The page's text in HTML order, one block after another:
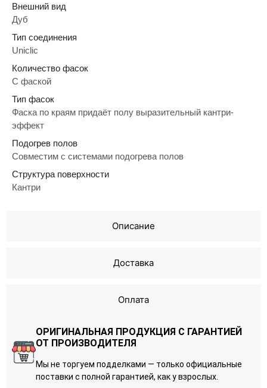
Описание
Доставка
Оплата
Внешний вид
Дуб
Тип соединения
Uniclic
Количество фасок
C фаской
Тип фасок
Фаска по краям придаёт полу выразительный кантри-
эффект
Подогрев полов
Совместим с системами подогрева полов
Структура поверхности
Кантри
ОРИГИНАЛЬНАЯ ПРОДУКЦИЯ С ГАРАНТИЕЙ
ОТ ПРОИЗВОДИТЕЛЯ
Мы не торгуем подделками — только официальные
поставки с полной гарантией, как у взрослых.